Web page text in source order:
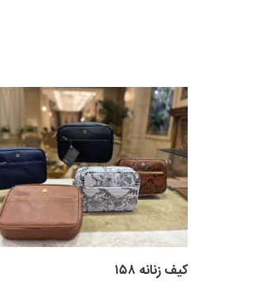
کیف زنانه ۱۵۸